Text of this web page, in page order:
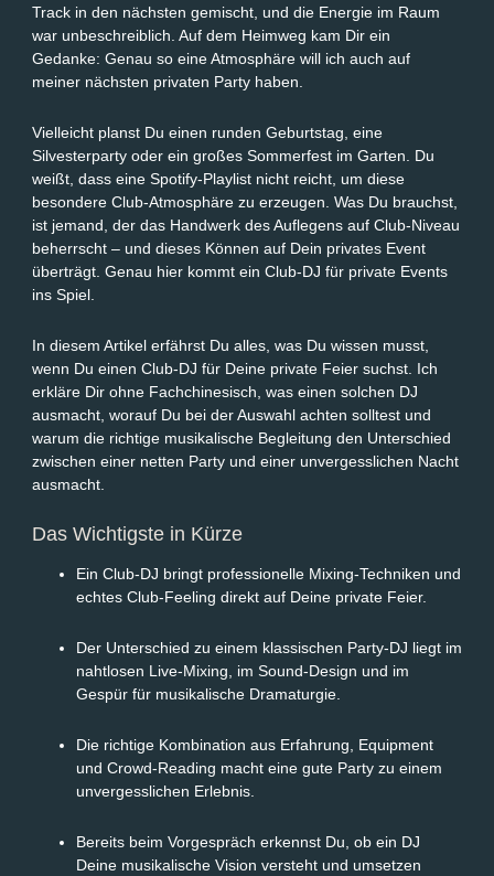
Track in den nächsten gemischt, und die Energie im Raum
war unbeschreiblich. Auf dem Heimweg kam Dir ein
Gedanke: Genau so eine Atmosphäre will ich auch auf
meiner nächsten privaten Party haben.
Vielleicht planst Du einen runden Geburtstag, eine
Silvesterparty oder ein großes Sommerfest im Garten. Du
weißt, dass eine Spotify-Playlist nicht reicht, um diese
besondere Club-Atmosphäre zu erzeugen. Was Du brauchst,
ist jemand, der das Handwerk des Auflegens auf Club-Niveau
beherrscht – und dieses Können auf Dein privates Event
überträgt. Genau hier kommt ein Club-DJ für private Events
ins Spiel.
In diesem Artikel erfährst Du alles, was Du wissen musst,
wenn Du einen Club-DJ für Deine private Feier suchst. Ich
erkläre Dir ohne Fachchinesisch, was einen solchen DJ
ausmacht, worauf Du bei der Auswahl achten solltest und
warum die richtige musikalische Begleitung den Unterschied
zwischen einer netten Party und einer unvergesslichen Nacht
ausmacht.
Das Wichtigste in Kürze
Ein Club-DJ bringt professionelle Mixing-Techniken und
echtes Club-Feeling direkt auf Deine private Feier.
Der Unterschied zu einem klassischen Party-DJ liegt im
nahtlosen Live-Mixing, im Sound-Design und im
Gespür für musikalische Dramaturgie.
Die richtige Kombination aus Erfahrung, Equipment
und Crowd-Reading macht eine gute Party zu einem
unvergesslichen Erlebnis.
Bereits beim Vorgespräch erkennst Du, ob ein DJ
Deine musikalische Vision versteht und umsetzen